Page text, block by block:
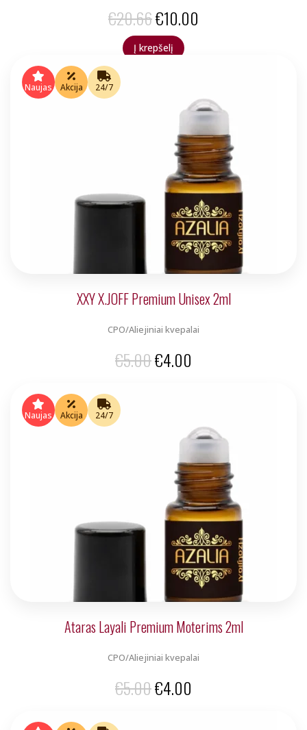
€20.66Original
price
€10.00
Į krepšelį
Naujas Akcija 24/7
XXY X.JOFF Premium Unisex 2ml
CPO/Aliejiniai kvepalai
€5.00Original
€5.00.
€4.00
€4.00.
Naujas Akcija 24/7
Ataras Layali Premium Moterims 2ml
CPO/Aliejiniai kvepalai
€5.00Original
€4.00